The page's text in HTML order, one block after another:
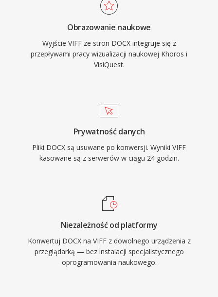
Obrazowanie naukowe
Wyjście VIFF ze stron DOCX integruje się z
przepływami pracy wizualizacji naukowej Khoros i
VisiQuest.
Prywatność danych
Pliki DOCX są usuwane po konwersji. Wyniki VIFF
kasowane są z serwerów w ciągu 24 godzin.
Niezależność od platformy
Konwertuj DOCX na VIFF z dowolnego urządzenia z
przeglądarką — bez instalacji specjalistycznego
oprogramowania naukowego.